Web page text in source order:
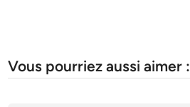
Vous pourriez aussi aimer :